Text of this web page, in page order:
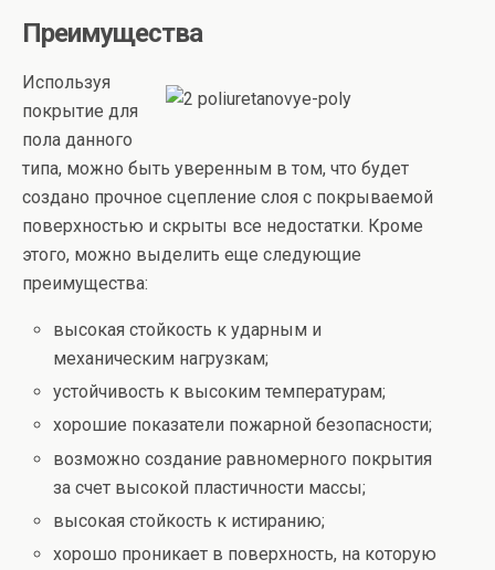
Преимущества
Используя
покрытие для
пола данного
типа, можно быть уверенным в том, что будет
создано прочное сцепление слоя с покрываемой
поверхностью и скрыты все недостатки. Кроме
этого, можно выделить еще следующие
преимущества:
высокая стойкость к ударным и
механическим нагрузкам;
устойчивость к высоким температурам;
хорошие показатели пожарной безопасности;
возможно создание равномерного покрытия
за счет высокой пластичности массы;
высокая стойкость к истиранию;
хорошо проникает в поверхность, на которую